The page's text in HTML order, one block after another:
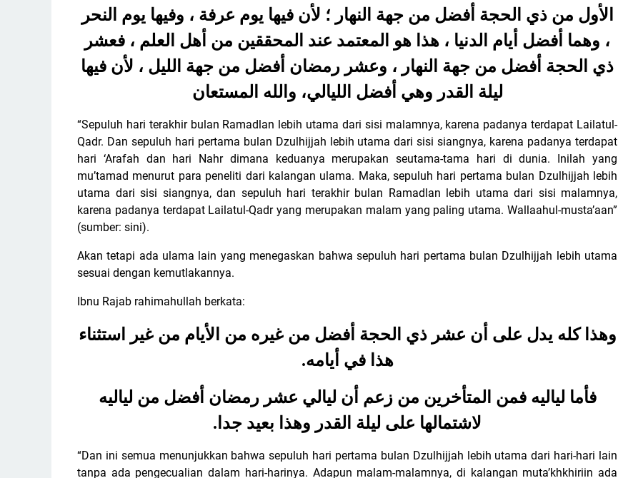
الأول من ذي الحجة أفضل من جهة النهار ؛ لأن فيها يوم عرفة ، وفيها يوم النحر
، وهما أفضل أيام الدنيا ، هذا هو المعتمد عند المحققين من أهل العلم ، فعشر
ذي الحجة أفضل من جهة النهار ، وعشر رمضان أفضل من جهة الليل ، لأن فيها
ليلة القدر وهي أفضل الليالي، والله المستعان
“Sepuluh hari terakhir bulan Ramadlan lebih utama dari sisi malamnya, karena padanya terdapat Lailatul-
Qadr. Dan sepuluh hari pertama bulan Dzulhijjah lebih utama dari sisi siangnya, karena padanya terdapat
hari ‘Arafah dan hari Nahr dimana keduanya merupakan seutama-tama hari di dunia. Inilah yang
mu’tamad menurut para peneliti dari kalangan ulama. Maka, sepuluh hari pertama bulan Dzulhijjah lebih
utama dari sisi siangnya, dan sepuluh hari terakhir bulan Ramadlan lebih utama dari sisi malamnya,
karena padanya terdapat Lailatul-Qadr yang merupakan malam yang paling utama. Wallaahul-musta’aan”
(sumber: sini).
Akan tetapi ada ulama lain yang menegaskan bahwa sepuluh hari pertama bulan Dzulhijjah lebih utama
sesuai dengan kemutlakannya.
Ibnu Rajab rahimahullah berkata:
وهذا كله يدل على أن عشر ذي الحجة أفضل من غيره من الأيام من غير استثناء
هذا في أيامه.
فأما لياليه فمن المتأخرين من زعم أن ليالي عشر رمضان أفضل من لياليه
لاشتمالها على ليلة القدر وهذا بعيد جدا .
“Dan ini semua menunjukkan bahwa sepuluh hari pertama bulan Dzulhijjah lebih utama dari hari-hari lain
tanpa ada pengecualian dalam hari-harinya. Adapun malam-malamnya, di kalangan muta’khkhiriin ada